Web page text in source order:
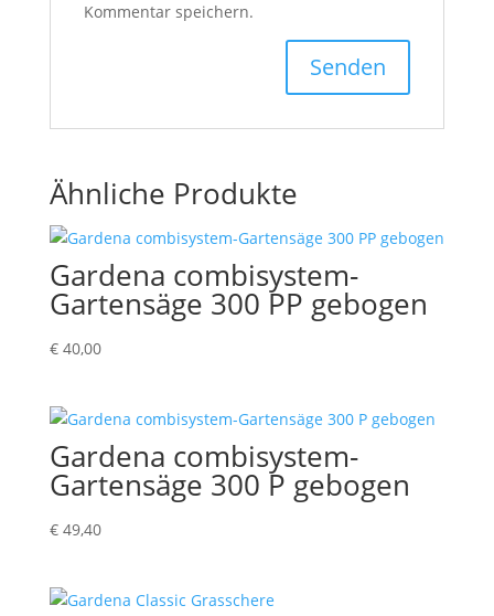
Kommentar speichern.
Ähnliche Produkte
Gardena combisystem-
Gartensäge 300 PP gebogen
€40,00
Gardena combisystem-
Gartensäge 300 P gebogen
€49,40